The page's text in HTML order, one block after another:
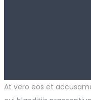
At vero eos et